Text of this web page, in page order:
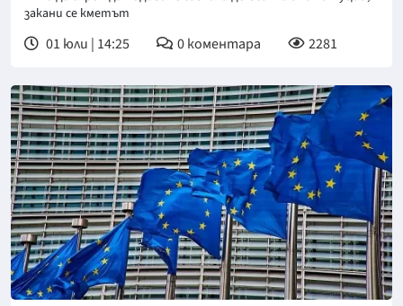
закани се кметът
01 юли | 14:25 0коментара 2281